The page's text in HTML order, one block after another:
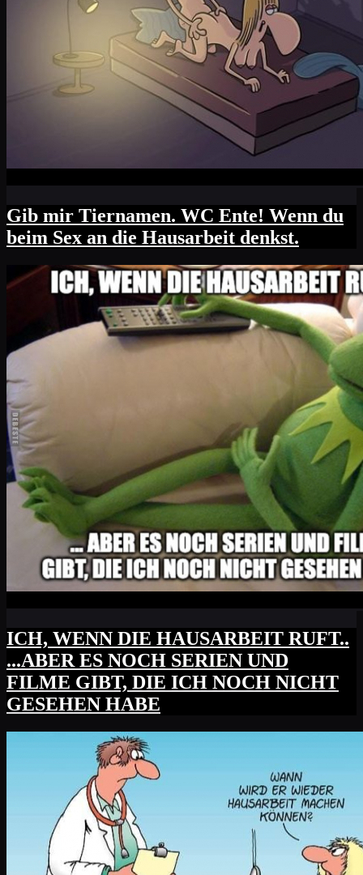
Gib mir Tiernamen. WC Ente! Wenn du
beim Sex an die Hausarbeit denkst.
ICH, WENN DIE HAUSARBEIT RUFT..
...ABER ES NOCH SERIEN UND
FILME GIBT, DIE ICH NOCH NICHT
GESEHEN HABE